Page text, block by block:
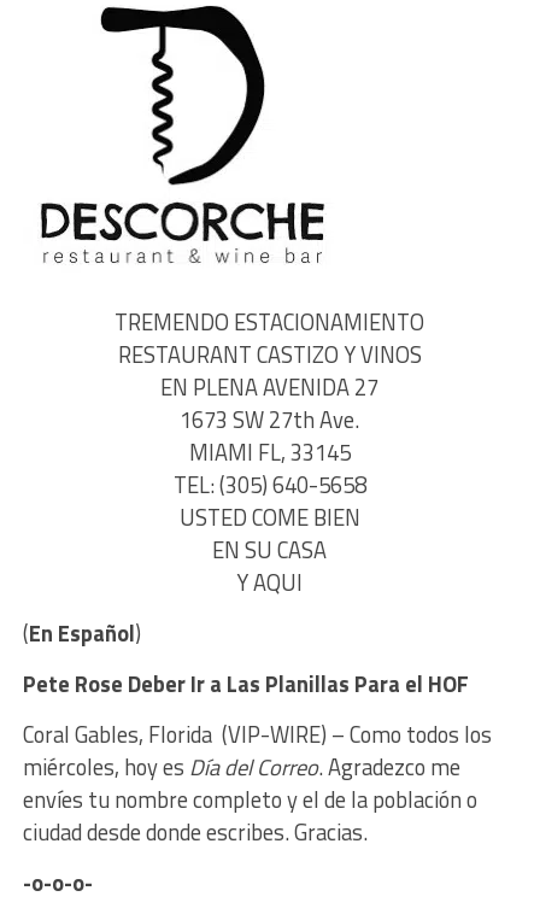
TREMENDO ESTACIONAMIENTO
RESTAURANT CASTIZO Y VINOS
EN PLENA AVENIDA 27
1673 SW 27th Ave.
MIAMI FL, 33145
TEL: (305) 640-5658
USTED COME BIEN
EN SU CASA
Y AQUI
(En Español)
Pete Rose Deber Ir a Las Planillas Para el HOF
Coral Gables, Florida (VIP-WIRE) – Como todos los
miércoles, hoy es Día del Correo. Agradezco me
envíes tu nombre completo y el de la población o
ciudad desde donde escribes. Gracias.
-o-o-o-